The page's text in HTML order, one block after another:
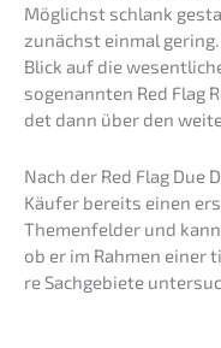
Möglichst schlank
zunächst einmal
Blick auf die
sogenann­ten Red Flag
det dann über den
Nach der Red Flag
Käufer bereits einen
Themen­fel­der und
ob er im Rahmen einer
re Sachge­bie­te